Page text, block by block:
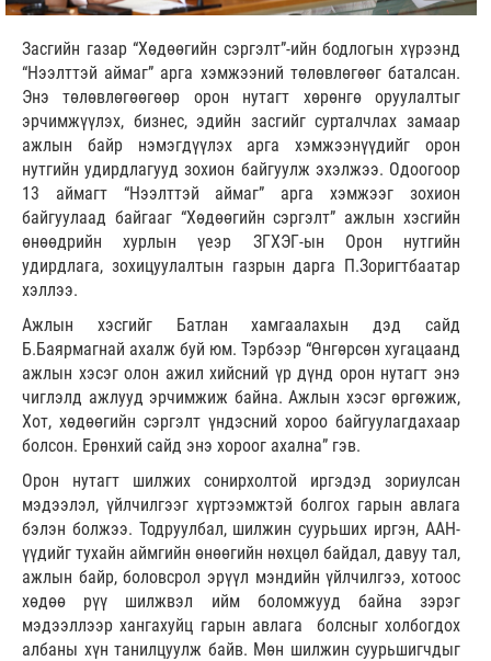
Засгийн газар “Хөдөөгийн сэргэлт”-ийн бодлогын хүрээнд
“Нээлттэй аймаг” арга хэмжээний төлөвлөгөөг баталсан.
Энэ төлөвлөгөөгөөр орон нутагт хөрөнгө оруулалтыг
эрчимжүүлэх, бизнес, эдийн засгийг сурталчлах замаар
ажлын байр нэмэгдүүлэх арга хэмжээнүүдийг орон
нутгийн удирдлагууд зохион байгуулж эхэлжээ. Одоогоор
13 аймагт “Нээлттэй аймаг” арга хэмжээг зохион
байгуулаад байгааг “Хөдөөгийн сэргэлт” ажлын хэсгийн
өнөөдрийн хурлын үеэр ЗГХЭГ-ын Орон нутгийн
удирдлага, зохицуулалтын газрын дарга П.Зоригтбаатар
хэллээ.
Ажлын хэсгийг Батлан хамгаалахын дэд сайд
Б.Баярмагнай ахалж буй юм. Тэрбээр “Өнгөрсөн хугацаанд
ажлын хэсэг олон ажил хийсний үр дүнд орон нутагт энэ
чиглэлд ажлууд эрчимжиж байна. Ажлын хэсэг өргөжиж,
Хот, хөдөөгийн сэргэлт үндэсний хороо байгуулагдахаар
болсон. Ерөнхий сайд энэ хороог ахална” гэв.
Орон нутагт шилжих сонирхолтой иргэдэд зориулсан
мэдээлэл, үйлчилгээг хүртээмжтэй болгох гарын авлага
бэлэн болжээ. Тодруулбал, шилжин суурьших иргэн, ААН-
үүдийг тухайн аймгийн өнөөгийн нөхцөл байдал, давуу тал,
ажлын байр, боловсрол эрүүл мэндийн үйлчилгээ, хотоос
хөдөө рүү шилжвэл ийм боломжууд байна зэрэг
мэдээллээр хангахуйц гарын авлага болсныг холбогдох
албаны хүн танилцуулж байв. Мөн шилжин суурьшигчдыг